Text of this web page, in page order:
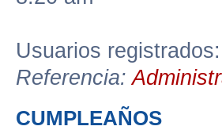
Usuarios
Referencia:
CUMPLEAÑOS